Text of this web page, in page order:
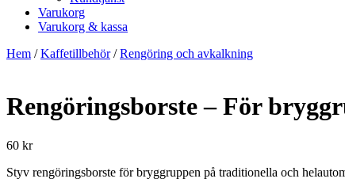
Varukorg
Varukorg & kassa
Hem /Kaffetillbehör/Rengöring och avkalkning
Rengöringsborste – För
60 kr
Styv rengöringsborste för bryggruppen på traditionella och